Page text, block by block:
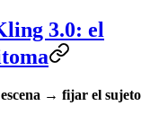
3.0: el
escena → fijar el sujeto